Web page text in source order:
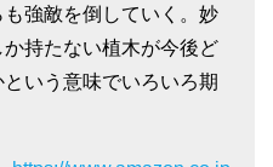
強敵を倒していく。妙
持たない植木が今後ど
いう意味でいろいろ期